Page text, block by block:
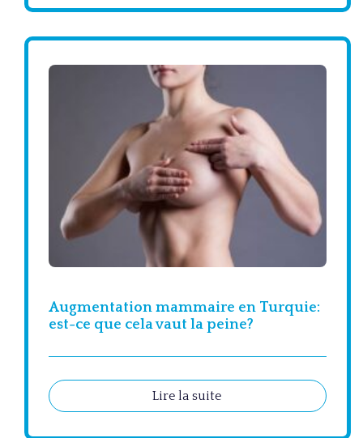
Augmentation mammaire en Turquie:
est-ce que cela vaut la peine?
Lire la suite